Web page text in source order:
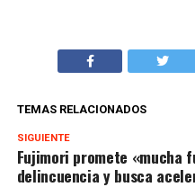
TEMAS RELACIONADOS
SIGUIENTE
Fujimori promete «mucha
delincuencia y busca